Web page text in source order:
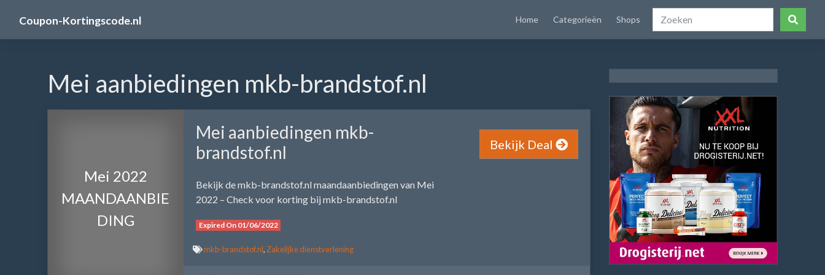
Coupon-Kortingscode.nl Home Categorieën Shops
Mei aanbiedingen mkb-brandstof.nl
Mei 2022
MAANDAANBIE
DING
Mei aanbiedingen mkb-
brandstof.nl
Bekijk de mkb-brandstof.nl maandaanbiedingen van Mei
2022 – Check voor korting bij mkb-brandstof.nl
Expired On 01/06/2022
Bekijk Deal
mkb-brandstof.nl, Zakelijke dienstverlening